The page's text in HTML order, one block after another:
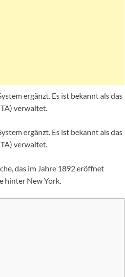
ergänzt. Es ist bekannt als das
verwaltet.
ergänzt. Es ist bekannt als das
verwaltet.
das im Jahre 1892 eröffnet
hinter New York.